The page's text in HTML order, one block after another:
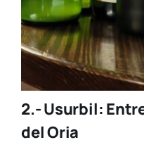
2.- Usurbil:
del Oria